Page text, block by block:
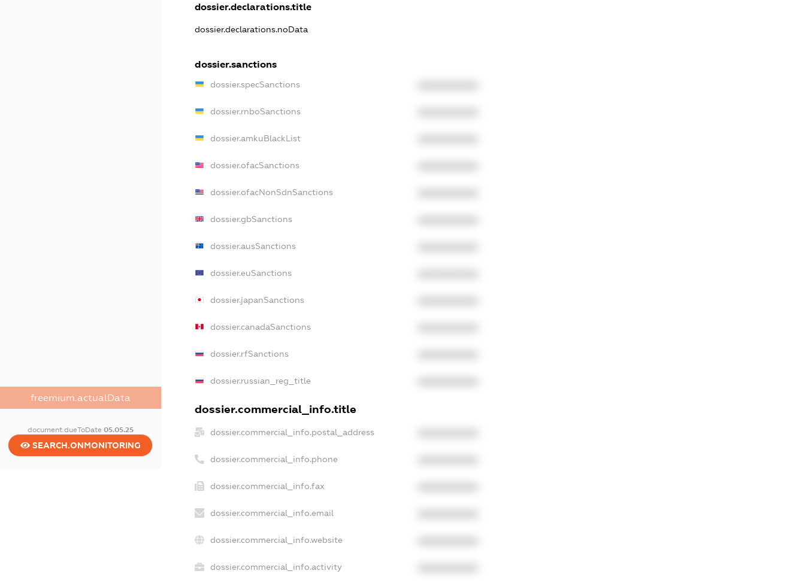
freemium.actualData
document.dueToDate 05.05.25
SEARCH.ONMONITORING
dossier.declarations.title
dossier.declarations.noData
dossier.sanctions
dossier.specSanctions
dossier.rnboSanctions
dossier.amkuBlackList
dossier.ofacSanctions
dossier.ofacNonSdnSanctions
dossier.gbSanctions
dossier.ausSanctions
dossier.euSanctions
dossier.japanSanctions
dossier.canadaSanctions
dossier.rfSanctions
dossier.russian_reg_title
dossier.commercial_info.title
dossier.commercial_info.postal_address
dossier.commercial_info.phone
dossier.commercial_info.fax
dossier.commercial_info.email
dossier.commercial_info.website
dossier.commercial_info.activity